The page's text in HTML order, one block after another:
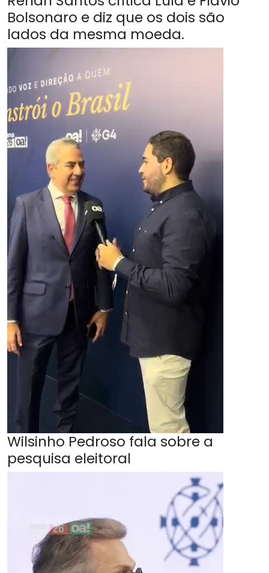
Bolsonaro e diz que os dois são
lados da mesma moeda.
Wilsinho Pedroso fala sobre a
pesquisa eleitoral